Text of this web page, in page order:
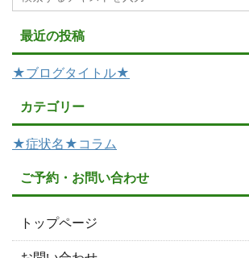
最近の投稿
★ブログタイトル★
カテゴリー
★症状名★コラム
ご予約・お問い合わせ
トップページ